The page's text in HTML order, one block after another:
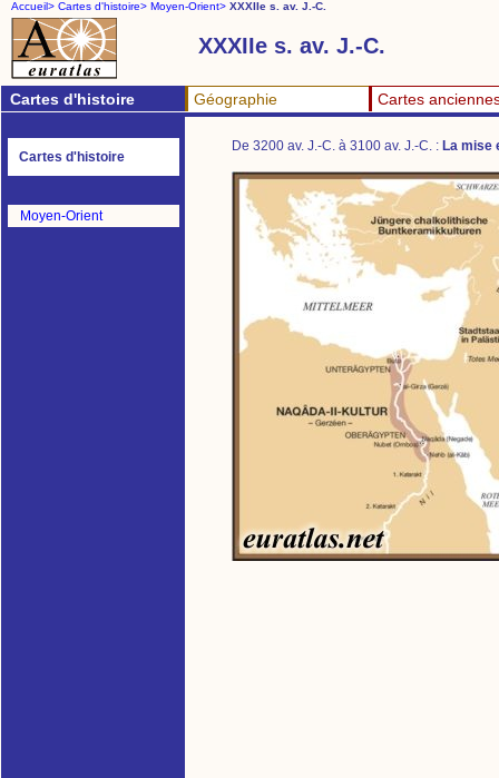
Accueil> Cartes d'histoire> Moyen-Orient> XXXIIe s. av. J.-C.
XXXIIe s. av. J.-C.
Cartes d'histoire Géographie Cartes
Cartes d'histoire
Moyen-Orient
De 3200 av. J.-C. à 3100 av. J.-C. : La mise